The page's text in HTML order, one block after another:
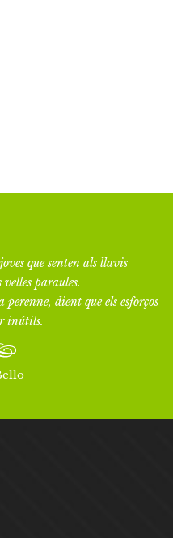
que senten als llavis
velles paraules.
dient que els esforços
inútils.